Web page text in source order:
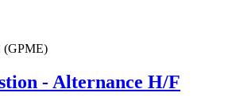
(GPME)
- Alternance H/F